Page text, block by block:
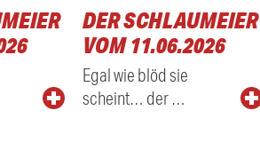
DER SCHLAUMEIER
VOM 11.06.2026
Egal wie blöd sie
scheint… der …